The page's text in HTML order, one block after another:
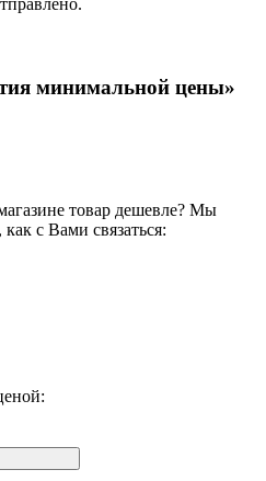
минимальной цены»
товар дешевле? Мы
с Вами связаться: